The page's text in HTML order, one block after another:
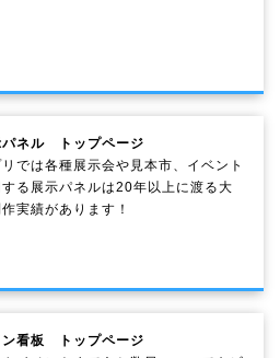
ネル トップページ
リでは各種展示会や見本市、イベント
る展示パネルは20年以上に渡る大
実績があります！
看板 トップページ